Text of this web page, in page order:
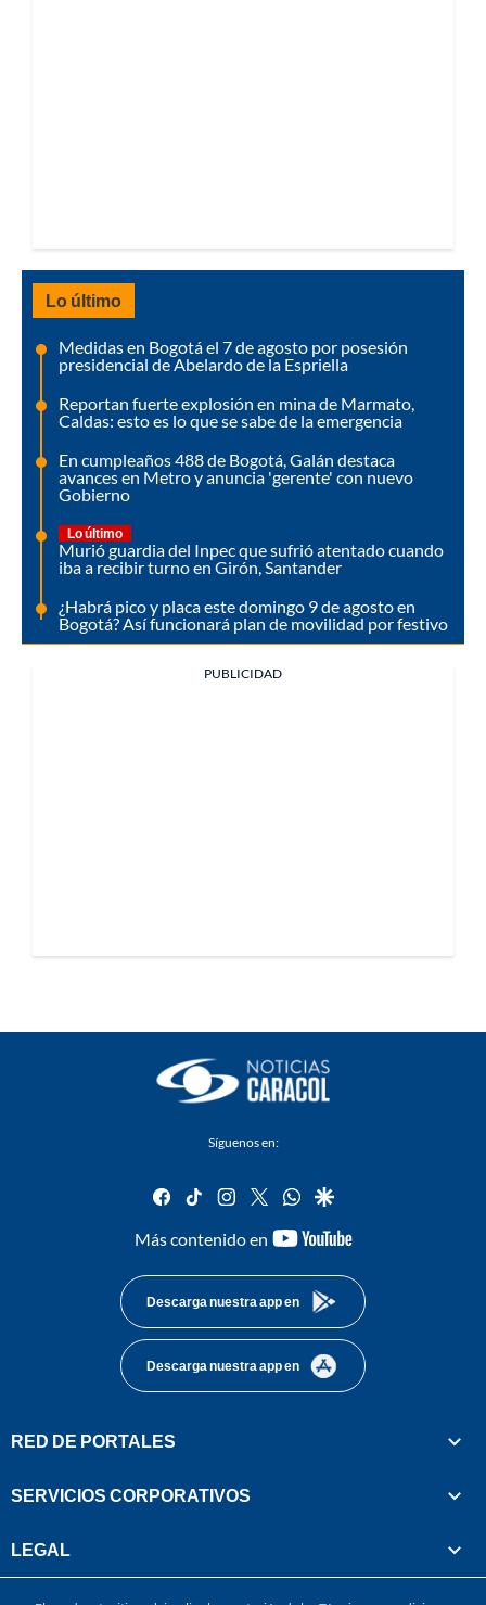
Lo último
Medidas en Bogotá el 7 de agosto por posesión
presidencial de Abelardo de la Espriella
Reportan fuerte explosión en mina de Marmato,
Caldas: esto es lo que se sabe de la emergencia
En cumpleaños 488 de Bogotá, Galán destaca
avances en Metro y anuncia 'gerente' con nuevo
Gobierno
Lo último
Murió guardia del Inpec que sufrió atentado cuando
iba a recibir turno en Girón, Santander
¿Habrá pico y placa este domingo 9 de agosto en
Bogotá? Así funcionará plan de movilidad por festivo
PUBLICIDAD
Síguenos en:
facebook
tiktok instagram
twitterwhatsapp
google
Más contenido en
youtube-
Descarga nuestra app en
Descarga nuestra app en
RED DE PORTALES
SERVICIOS CORPORATIVOS
LEGAL